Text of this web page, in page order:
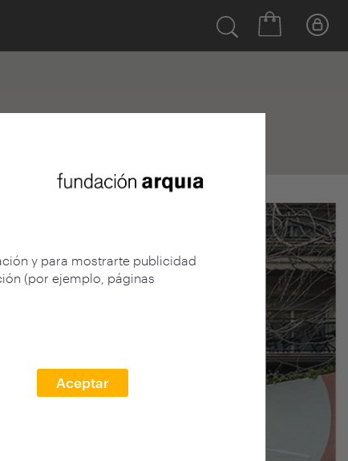
y para mostrarte publicidad
(por ejemplo, páginas
Aceptar